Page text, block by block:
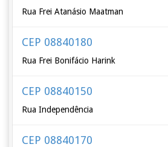
Rua Frei Atanásio Maatman
CEP 08840180
Rua Frei Bonifácio Harink
CEP 08840150
Rua Independência
CEP 08840170